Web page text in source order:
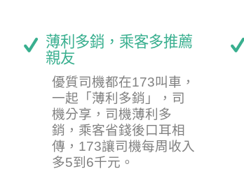
薄利多銷，乘客多推薦
親友
優質司機都在173叫車，
一起「薄利多銷」，司
機分享，司機薄利多
銷，乘客省錢後口耳相
傳，173讓司機每周收入
多5到6千元。